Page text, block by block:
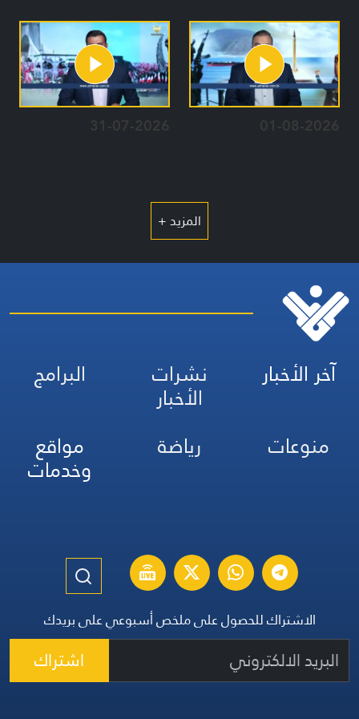
01-08-2026
31-07-2026
المزيد +
آخر الأخبار نشرات
الأخبار
البرامج
منوعات
رياضة مواقع
وخدمات
الاشتراك للحصول على ملخص أسبوعي على بريدك
اشتراك